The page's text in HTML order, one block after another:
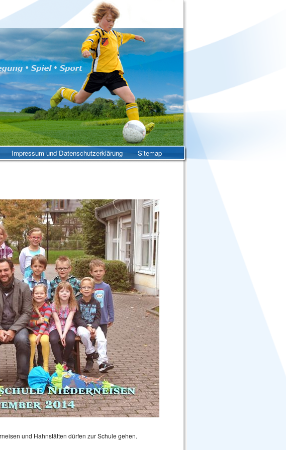
Impressum und Datenschutzerklärung
Sitemap
und Hahnstätten dürfen zur Schule gehen.